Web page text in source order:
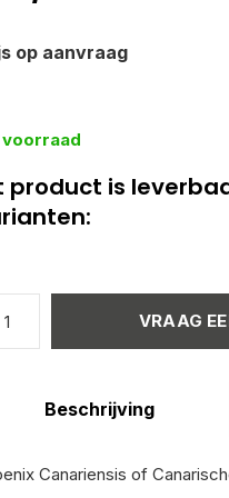
op aanvraag
voorraad
product is
VRAAG
Beschrijving
Canariensis of